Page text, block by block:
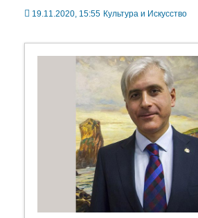
19.11.2020, 15:55 Культура и Искусство